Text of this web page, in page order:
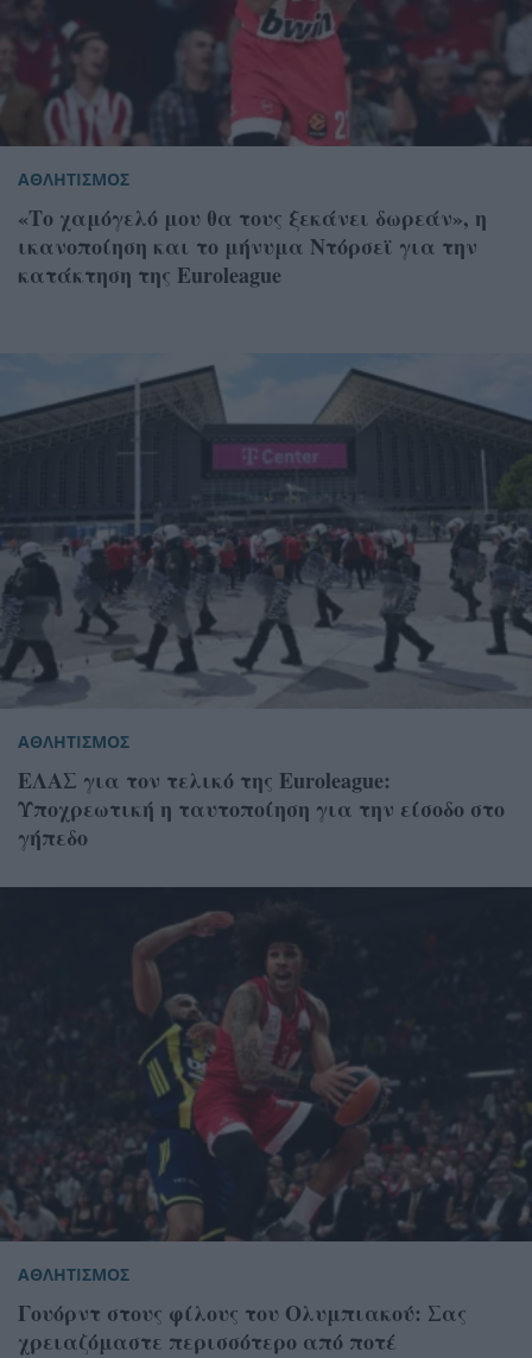
ΑΘΛΗΤΙΣΜΟΣ
«Tο χαμόγελό μου θα τους ξεκάνει δωρεάν», η
ικανοποίηση και το μήνυμα Ντόρσεϊ για την
κατάκτηση της Euroleague
ΑΘΛΗΤΙΣΜΟΣ
ΕΛΑΣ για τον τελικό της Euroleague:
Υποχρεωτική η ταυτοποίηση για την είσοδο στο
γήπεδο
ΑΘΛΗΤΙΣΜΟΣ
Γουόρντ στους φίλους του Ολυμπιακού: Σας
χρειαζόμαστε περισσότερο από ποτέ